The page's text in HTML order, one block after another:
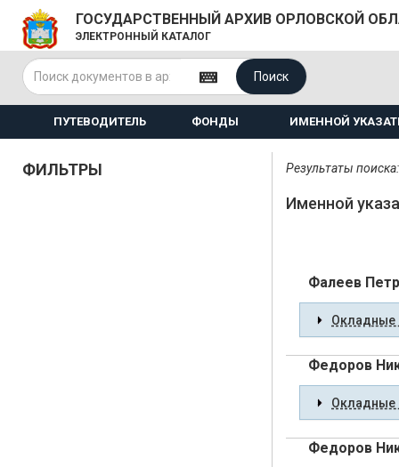
ГОСУДАРСТВЕННЫЙ АРХИВ ОРЛОВСКОЙ
ЭЛЕКТРОННЫЙ КАТАЛОГ
Поиск
ПУТЕВОДИТЕЛЬ ФОНДЫ ИМЕННОЙ
ФИЛЬТРЫ Результаты
Именной
Фалеев
Окладные
Федоров
Окладные
Федоров